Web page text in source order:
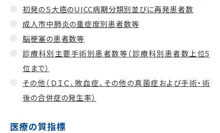
初発の５大癌のUICC病期分類別並びに再発患者数
成人市中肺炎の重症度別患者数等
脳梗塞の患者数等
診療科別主要手術別患者数等（診療科別患者数上位5
位まで）
その他（ＤＩＣ、敗血症、その他の真菌症および手術・術
後の合併症の発生率）
医療の質指標